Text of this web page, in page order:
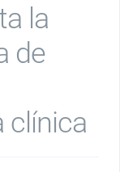
la
de
clínica